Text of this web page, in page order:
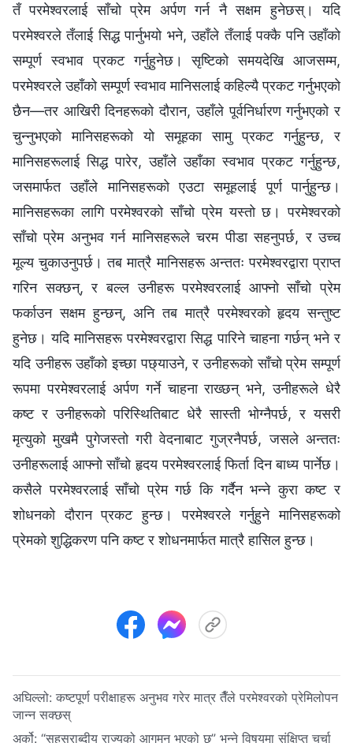
तँ परमेश्‍वरलाई साँचो प्रेम अर्पण गर्न नै सक्षम हुनेछस्। यदि
परमेश्‍वरले तँलाई सिद्ध पार्नुभयो भने, उहाँले तँलाई पक्कै पनि उहाँको
सम्पूर्ण स्वभाव प्रकट गर्नुहुनेछ। सृष्टिको समयदेखि आजसम्म,
परमेश्‍वरले उहाँको सम्पूर्ण स्वभाव मानिसलाई कहिल्यै प्रकट गर्नुभएको
छैन—तर आखिरी दिनहरूको दौरान, उहाँले पूर्वनिर्धारण गर्नुभएको र
चुन्नुभएको मानिसहरूको यो समूहका सामु प्रकट गर्नुहुन्छ, र
मानिसहरूलाई सिद्ध पारेर, उहाँले उहाँका स्वभाव प्रकट गर्नुहुन्छ,
जसमार्फत उहाँले मानिसहरूको एउटा समूहलाई पूर्ण पार्नुहुन्छ।
मानिसहरूका लागि परमेश्‍वरको साँचो प्रेम यस्तो छ। परमेश्‍वरको
साँचो प्रेम अनुभव गर्न मानिसहरूले चरम पीडा सहनुपर्छ, र उच्च
मूल्य चुकाउनुपर्छ। तब मात्रै मानिसहरू अन्ततः परमेश्‍वरद्वारा प्राप्त
गरिन सक्छन्, र बल्ल उनीहरू परमेश्‍वरलाई आफ्‍नो साँचो प्रेम
फर्काउन सक्षम हुन्छन्, अनि तब मात्रै परमेश्‍वरको हृदय सन्तुष्ट
हुनेछ। यदि मानिसहरू परमेश्‍वरद्वारा सिद्ध पारिने चाहना गर्छन् भने र
यदि उनीहरू उहाँको इच्छा पछ्याउने, र उनीहरूको साँचो प्रेम सम्पूर्ण
रूपमा परमेश्‍वरलाई अर्पण गर्ने चाहना राख्छन् भने, उनीहरूले धेरै
कष्ट र उनीहरूको परिस्थितिबाट धेरै सास्ती भोग्नैपर्छ, र यसरी
मृत्युको मुखमै पुगेजस्तो गरी वेदनाबाट गुज्रनैपर्छ, जसले अन्ततः
उनीहरूलाई आफ्नो साँचो हृदय परमेश्‍वरलाई फिर्ता दिन बाध्य पार्नेछ।
कसैले परमेश्‍वरलाई साँचो प्रेम गर्छ कि गर्दैन भन्‍ने कुरा कष्ट र
शोधनको दौरान प्रकट हुन्छ। परमेश्‍वरले गर्नुहुने मानिसहरूको
प्रेमको शुद्धिकरण पनि कष्ट र शोधनमार्फत मात्रै हासिल हुन्छ।
अघिल्लो: कष्टपूर्ण परीक्षाहरू अनुभव गरेर मात्र तैँले परमेश्‍वरको प्रेमिलोपन
जान्न सक्छस्
अर्को: “सहस्राब्दीय राज्यको आगमन भएको छ” भन्‍ने विषयमा संक्षिप्त चर्चा